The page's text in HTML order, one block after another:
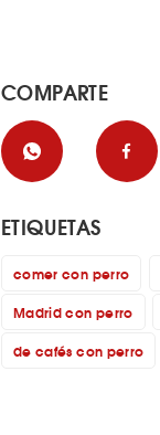
COMPARTE
ETIQUETAS
comer con perro
Madrid con perro
de cafés con perro